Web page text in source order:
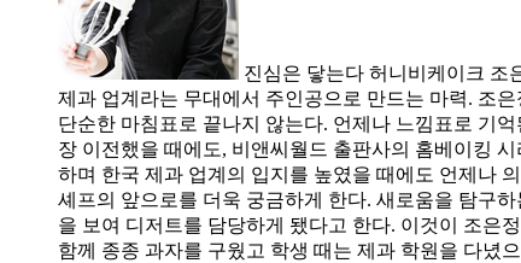
진심은 닿는다 허니비케이크 조
제과 업계라는 무대에서 주인공으로 만드는 마력. 조
단순한 마침표로 끝나지 않는다. 언제나 느낌표로 기
장 이전했을 때에도, 비앤씨월드 출판사의 홈베이킹
하며 한국 제과 업계의 입지를 높였을 때에도 언제나
셰프의 앞으로를 더욱 궁금하게 한다. 새로움을 탐구
을 보여 디저트를 담당하게 됐다고 한다. 이것이 조은
함께 종종 과자를 구웠고 학생 때는 제과 학원을 다녔